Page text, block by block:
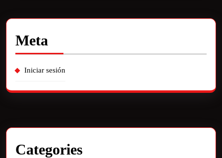
Meta
Iniciar sesión
Categories